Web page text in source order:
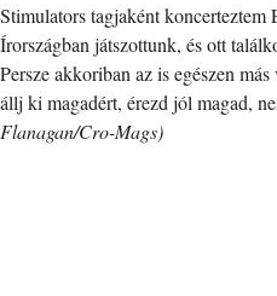
Stimulators tagjaként koncerteztem
Írországban játszottunk, és ott
Persze akkoriban az is egészen
állj ki magadért, érezd jól magad,
Flanagan/Cro-Mags)